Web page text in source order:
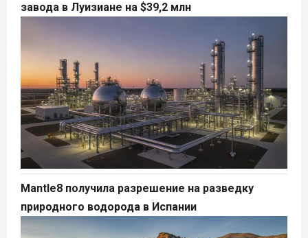
завода в Луизиане на $39,2 млн
Mantle8 получила разрешение на разведку
природного водорода в Испании